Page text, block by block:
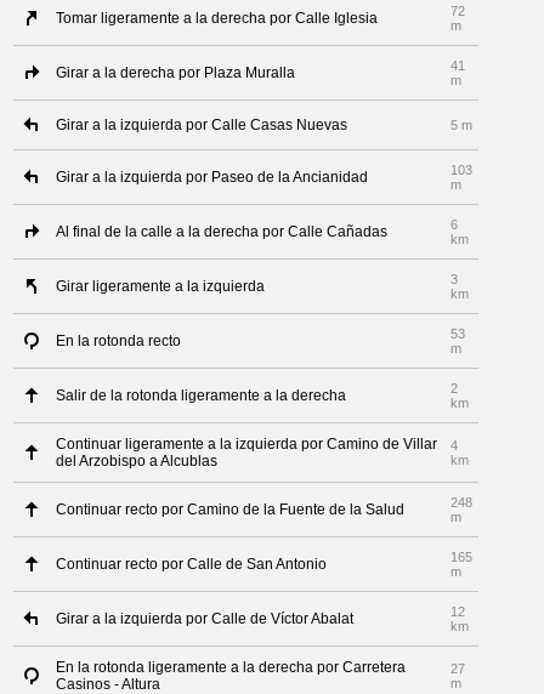
Tomar ligeramente a la derecha por Calle Iglesia
72
m
Girar a la derecha por Plaza Muralla
41
m
Girar a la izquierda por Calle Casas Nuevas 5 m
Girar a la izquierda por Paseo de la Ancianidad
103
m
Al final de la calle a la derecha por Calle Cañadas
6
km
Girar ligeramente a la izquierda
3
km
En la rotonda recto
53
m
Salir de la rotonda ligeramente a la derecha
2
km
Continuar ligeramente a la izquierda por Camino de Villar
del Arzobispo a Alcublas
4
km
Continuar recto por Camino de la Fuente de la Salud
248
m
Continuar recto por Calle de San Antonio
165
m
Girar a la izquierda por Calle de Víctor Abalat
12
km
En la rotonda ligeramente a la derecha por Carretera
Casinos - Altura
27
m